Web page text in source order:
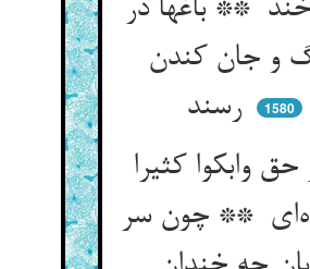
** باغها در
و جان کندن
رسند
1580
حق وابکوا کثیرا
** چون سر